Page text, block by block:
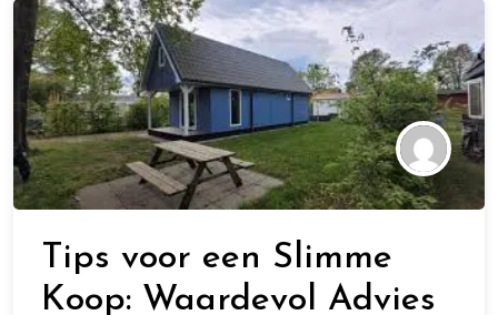
Tips voor een Slimme
Koop: Waardevol Advies